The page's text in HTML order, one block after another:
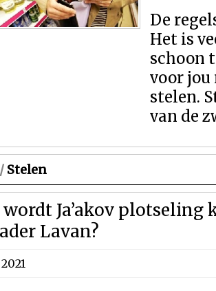
De
Het is
schoon
voor jou
stelen.
van de
Stelen
Ja’akov
Lavan?